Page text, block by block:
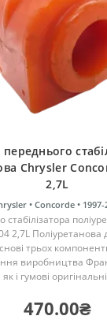
Chrysler
2,7L
• Concorde • 1997-
стабілізатора
2,7L Поліуретанова
трьох
виробництва
і гумові
470.00₴